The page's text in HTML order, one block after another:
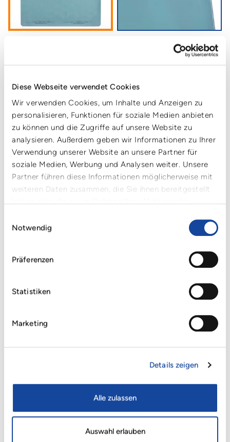
Diese Webseite verwendet Cookies
Wir verwenden Cookies, um Inhalte und Anzeigen zu
personalisieren, Funktionen für soziale Medien anbieten
zu können und die Zugriffe auf unsere Website zu
analysieren. Außerdem geben wir Informationen zu Ihrer
Verwendung unserer Website an unsere Partner für
soziale Medien, Werbung und Analysen weiter. Unsere
Partner führen diese Informationen möglicherweise mit
weiteren Daten zusammen, die Sie ihnen bereitgestellt
Notwendig
Präferenzen
Statistiken
Marketing
Details zeigen
Alle zulassen
Auswahl erlauben
ZWISCHENLAGE 2 MM
Ideal geeignet für mittlere bis große Flaschen und PET-
stärkerer Aufbau ermöglicht den Transport schwererer
Glasbehälter
durch höheres Eigengewicht auch geeignet zur
Stabilisierung von leichten PET-Behältern
beladene Paletten mit mittelgroßen
Behältern bis 3 t
basierend auf 3 übereinander gestapelte Paletten
Sandwichstruktur mit gehärteter Außenfläche für
Beständigkeit gegen äußere Einwirkungen und Eindrücke
reduzierte Dichte im Mittelteil ermöglicht geringeres
+